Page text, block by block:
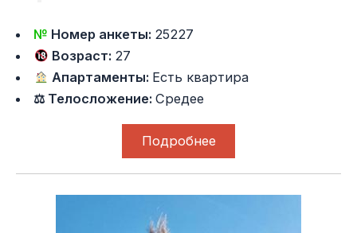
№ Номер анкеты: 25227
Возраст: 27
Апартаменты: Есть квартира
⚖ Телосложение:Средее
Подробнее